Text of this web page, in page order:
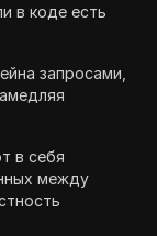
в коде есть
запросами,
в себя
между